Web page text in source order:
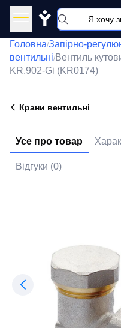
Y
Головна/Запірно-
вентильні/Вентиль
KR.902-Gi (KR0174)
Крани вентильні
Усе про товар
Відгуки (0)